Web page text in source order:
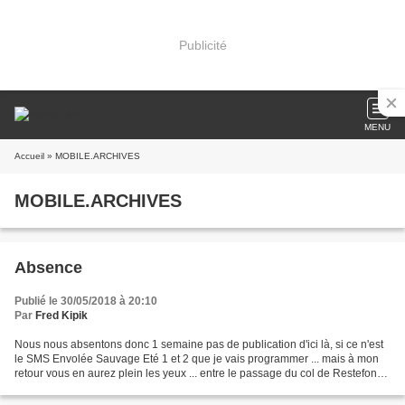
Publicité
MENU
Accueil » MOBILE.ARCHIVES
MOBILE.ARCHIVES
Absence
Publié le 30/05/2018 à 20:10
Par Fred Kipik
Nous nous absentons donc 1 semaine pas de publication d'ici là, si ce n'est
le SMS Envolée Sauvage Eté 1 et 2 que je vais programmer ... mais à mon
retour vous en aurez plein les yeux ... entre le passage du col de Restefond,